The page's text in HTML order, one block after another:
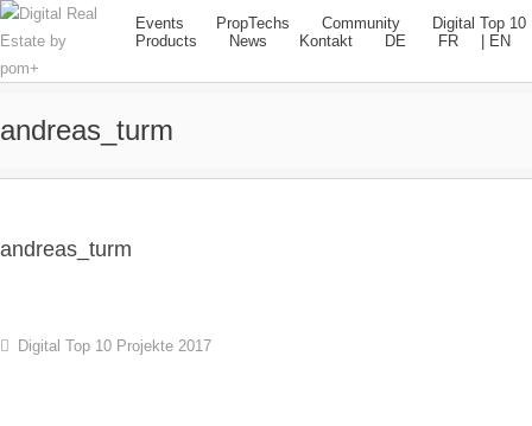
Events PropTechs Community
Digital Top 10
Products
News Kontakt DE FR EN
andreas_turm
andreas_turm
Digital Top 10 Projekte 2017